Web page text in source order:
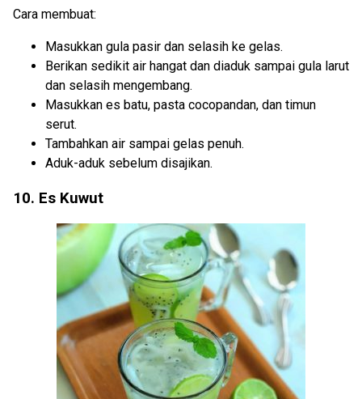
Cara membuat:
Masukkan gula pasir dan selasih ke gelas.
Berikan sedikit air hangat dan diaduk sampai gula larut
dan selasih mengembang.
Masukkan es batu, pasta cocopandan, dan timun
serut.
Tambahkan air sampai gelas penuh.
Aduk-aduk sebelum disajikan.
10. Es Kuwut